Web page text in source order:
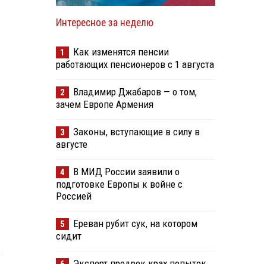
Интересное за неделю
1
Как изменятся пенсии
работающих пенсионеров с 1 августа
2
Владимир Джабаров — о том,
зачем Европе Армения
3
Законы, вступающие в силу в
августе
4
В МИД России заявили о
подготовке Европы к войне с
Россией
5
Ереван рубит сук, на котором
сидит